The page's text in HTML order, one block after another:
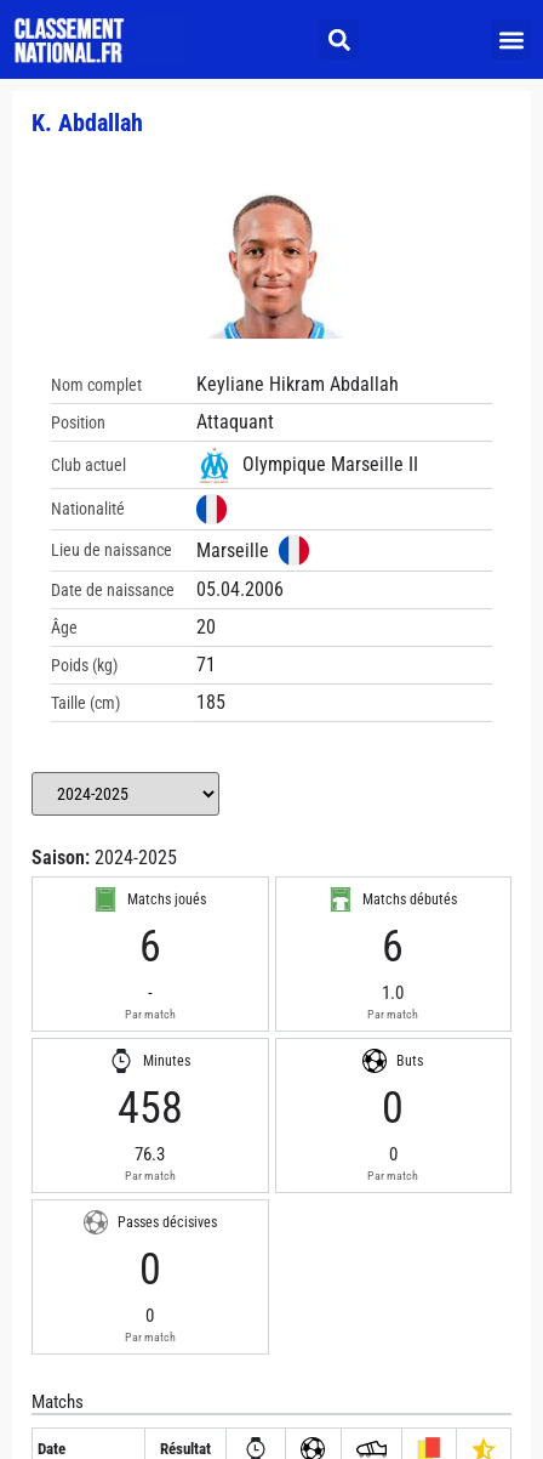
K. Abdallah
Nom complet Keyliane Hikram Abdallah
Position Attaquant
Club actuel Olympique Marseille II
Nationalité
Lieu de naissance Marseille
Date de naissance 05.04.2006
Âge 20
Poids (kg) 71
Taille (cm) 185
Saison: 2024-2025
Matchs joués
6
-
Par match
Matchs débutés
6
1.0
Par match
Minutes
458
76.3
Par match
Buts
0
0
Par match
Passes décisives
0
0
Par match
Matchs
Date Résultat